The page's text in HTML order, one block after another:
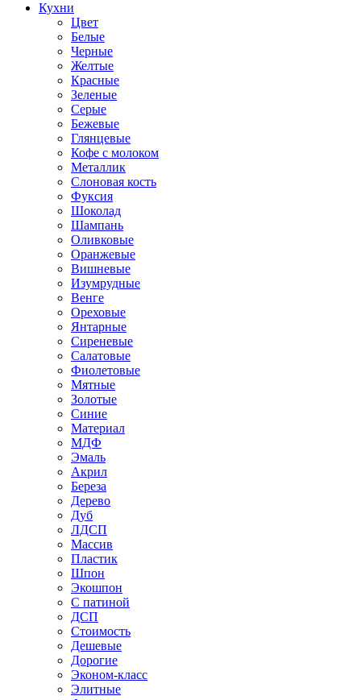
Кухни
Цвет
Белые
Черные
Желтые
Красные
Зеленые
Серые
Бежевые
Глянцевые
Кофе с молоком
Металлик
Слоновая кость
Фуксия
Шоколад
Шампань
Оливковые
Оранжевые
Вишневые
Изумрудные
Венге
Ореховые
Янтарные
Сиреневые
Салатовые
Фиолетовые
Мятные
Золотые
Синие
Материал
МДФ
Эмаль
Акрил
Береза
Дерево
Дуб
ЛДСП
Массив
Пластик
Шпон
Экошпон
С патиной
ДСП
Стоимость
Дешевые
Дорогие
Эконом-класс
Элитные